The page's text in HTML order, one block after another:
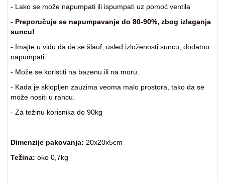
kategorije
- Lako se može napumpati ili ispumpati uz pomoć ventila
- Preporučuje se napumpavanje do 80-90%, zbog izlaganja
suncu!
- Imajte u vidu da će se šlauf, usled izloženosti suncu, dodatno
napumpati.
- Može se koristiti na bazenu ili na moru.
- Kada je sklopljen zauzima veoma malo prostora, tako da se
može nositi u rancu.
- Za težinu korisnika do 90kg
Dimenzije pakovanja: 20x20x5cm
Težina: oko 0,7kg